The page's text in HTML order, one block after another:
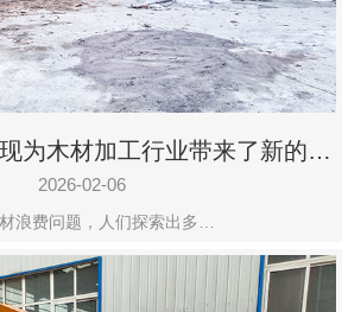
为木材加工行业带来了新的变
化
2026-02-06
浪费问题，人们探索出多…